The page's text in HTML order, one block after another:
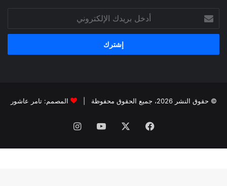
بريدك
الإلكتروني
© حقوق النشر 2026، جميع الحقوق محفوظة | المصمم: تامر عاشور
فيسبوك يوتيوبانستقرام